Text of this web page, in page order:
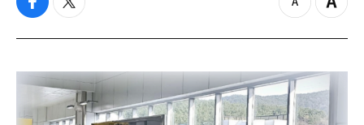
f
c
b
o
k
t
i
t
e
r
z
o
o
u
t
Z
o
i
n